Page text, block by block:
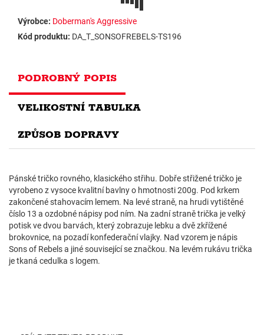
Výrobce: Doberman's Aggressive
Kód produktu: DA_T_SONSOFREBELS-TS196
PODROBNÝ POPIS
VELIKOSTNÍ TABULKA
ZPŮSOB DOPRAVY
Pánské tričko rovného, klasického střihu. Dobře střižené tričko je
vyrobeno z vysoce kvalitní bavlny o hmotnosti 200g. Pod krkem
zakončené stahovacím lemem. Na levé straně, na hrudi vytištěné
číslo 13 a ozdobné nápisy pod ním. Na zadní straně trička je velký
potisk ve dvou barvách, který zobrazuje lebku a dvě zkřížené
brokovnice, na pozadí konfederační vlajky. Nad vzorem je nápis
Sons of Rebels a jiné související se značkou. Na levém rukávu trička
je tkaná cedulka s logem.